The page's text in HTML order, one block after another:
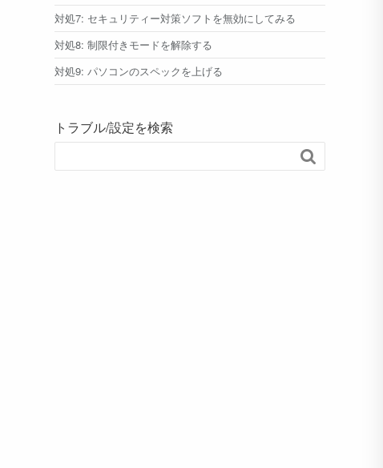
対処7: セキュリティー対策ソフトを無効にしてみる
対処8: 制限付きモードを解除する
対処9: パソコンのスペックを上げる
トラブル/設定を検索
